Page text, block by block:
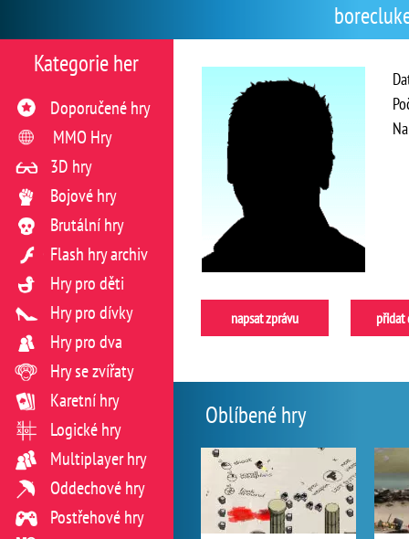
napsat zprávu přidat
Oblíbené hry
Kategorie her
Doporučené hry
MMO Hry
3D hry
Bojové hry
Brutální hry
Flash hry archiv
Hry pro děti
Hry pro dívky
Hry pro dva
Hry se zvířaty
Karetní hry
Logické hry
Multiplayer hry
Oddechové hry
Postřehové hry